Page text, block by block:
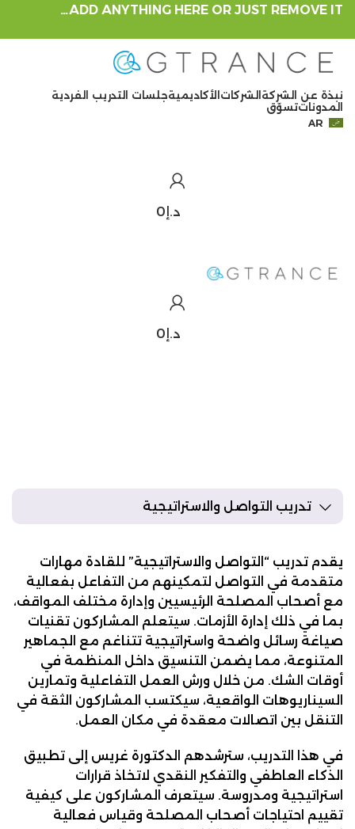
ADD ANYTHING HERE OR JUST REMOVE IT…
نبذة عن الشركة الشركات الأكاديميةجلسات التدريب الفردية
المدوناتتسوّق
AR
د.إ 0
د.إ 0
تدريب التواصل والاستراتيجية
يقدم تدريب “التواصل والاستراتيجية” للقادة مهارات
متقدمة في التواصل لتمكينهم من التفاعل بفعالية
مع أصحاب المصلحة الرئيسيين وإدارة مختلف المواقف،
بما في ذلك إدارة الأزمات. سيتعلم المشاركون تقنيات
صياغة رسائل واضحة واستراتيجية تتناغم مع الجماهير
المتنوعة، مما يضمن التنسيق داخل المنظمة في
أوقات الشك. من خلال ورش العمل التفاعلية وتمارين
السيناريوهات الواقعية، سيكتسب المشاركون الثقة في
التنقل بين اتصالات معقدة في مكان العمل.
في هذا التدريب، سترشدهم الدكتورة غريس إلى تطبيق
الذكاء العاطفي والتفكير النقدي لاتخاذ قرارات
استراتيجية ومدروسة. سيتعرف المشاركون على كيفية
تقييم احتياجات أصحاب المصلحة وقياس فعالية